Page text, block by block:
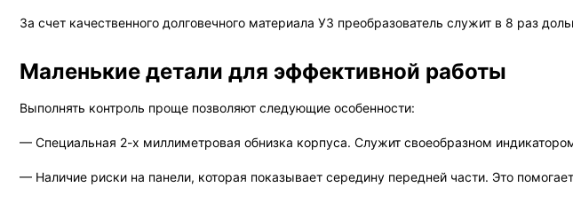
За счет качественного долговечного материала УЗ преобразователь служит в 8 раз
Маленькие детали для эффективной работы
Выполнять контроль проще позволяют следующие особенности:
— Специальная 2-х миллиметровая обнизка корпуса. Служит своеобразном
— Наличие риски на панели, которая показывает середину передней части. Это